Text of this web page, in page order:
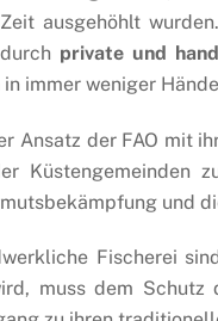
ausgehöhlt
private und
immer weniger
Ansatz der FAO mit
Küstengemeinden
und
Fischerei
muss dem